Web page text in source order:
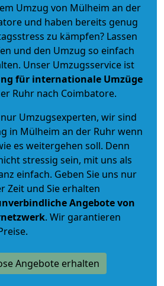
Umzug von Mülheim an der
und haben bereits genug
zu kämpfen? Lassen
und den Umzug so einfach
Unser Umzugsservice ist
für internationale Umzüge
Ruhr nach Coimbatore.
Umzugsexperten, wir sind
in Mülheim an der Ruhr wenn
es weitergehen soll. Denn
stressig sein, mit uns als
einfach. Geben Sie uns nur
Zeit und Sie erhalten
Angebote von
. Wir garantieren
Angebote erhalten